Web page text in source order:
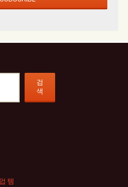
검
색
템